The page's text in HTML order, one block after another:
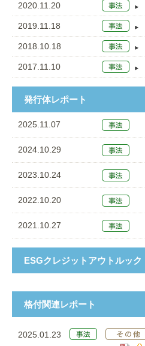
2020.11.20
2019.11.18
2018.10.18
2017.11.10
発行体レポート
2025.11.07
2024.10.29
2023.10.24
2022.10.20
2021.10.27
ESGクレジットアウトルック
格付関連レポート
2025.01.23